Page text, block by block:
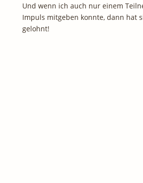
Und wenn ich auch nur einem
Impuls mitgeben konnte, dann hat
gelohnt!